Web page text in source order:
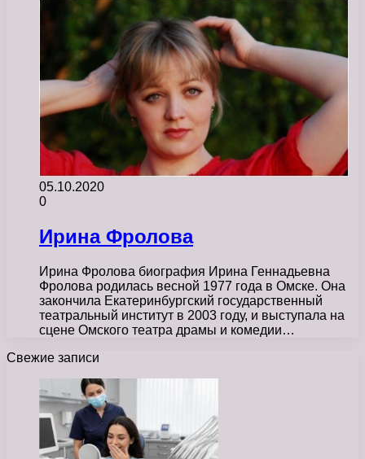
05.10.2020
0
Ирина Фролова
Ирина Фролова биография Ирина Геннадьевна
Фролова родилась весной 1977 года в Омске. Она
закончила Екатеринбургский государственный
театральный институт в 2003 году, и выступала на
сцене Омского театра драмы и комедии…
Свежие записи